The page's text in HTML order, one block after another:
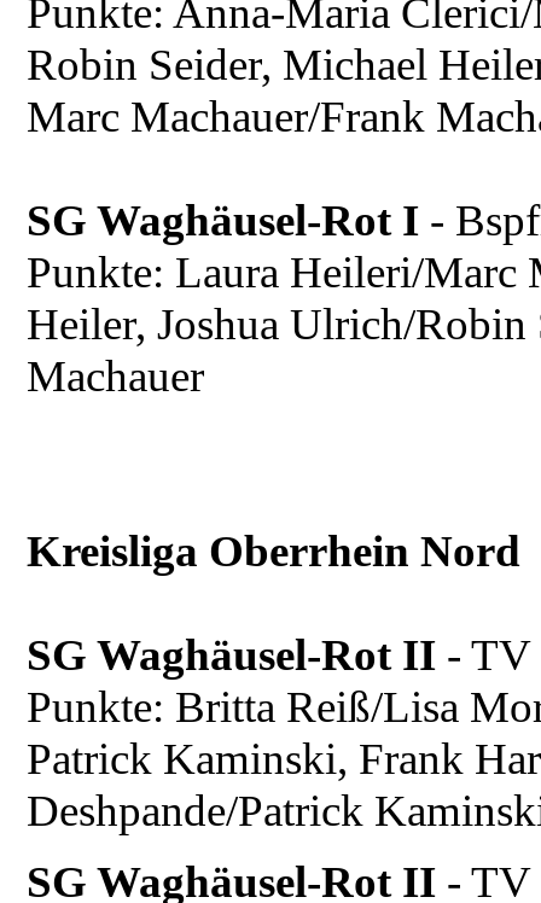
Punkte: Anna-Maria
Robin Seider, Michael
Marc Machauer/Frank
SG Waghäusel-Rot I -
Punkte: Laura Heileri/Marc
Heiler, Joshua Ulrich/
Machauer
Kreisliga Oberrhein Nord
SG Waghäusel-Rot II -
Punkte: Britta Reiß/Lisa
Patrick Kaminski, Frank
Deshpande/Patrick
SG Waghäusel-Rot II - TV